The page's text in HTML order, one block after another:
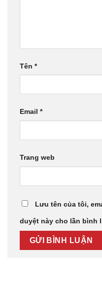
Tên *
Email *
Trang web
Lưu tên của tôi,
duyệt này cho lần bình